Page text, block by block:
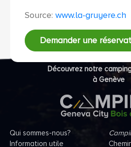
Source: www.la-gruyere.ch
Demander une
Découvrez notre
à Genève
Qui sommes-nous?
Information utile